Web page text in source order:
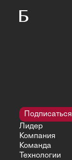
Подписаться
Лидер
Компания
Команда
Технологии